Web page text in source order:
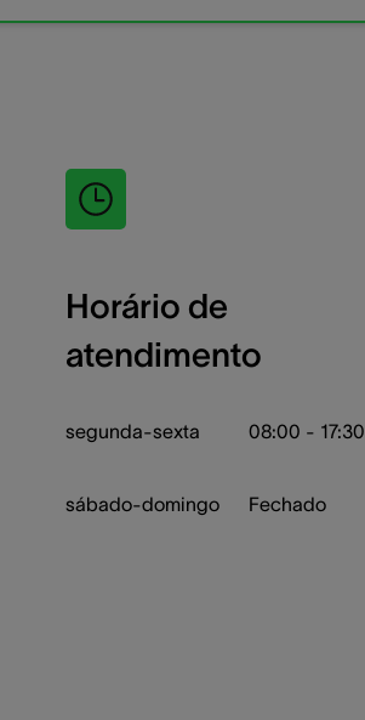
Horário de
atendimento
segunda-sexta 08:00 - 17:30
sábado-domingo Fechado